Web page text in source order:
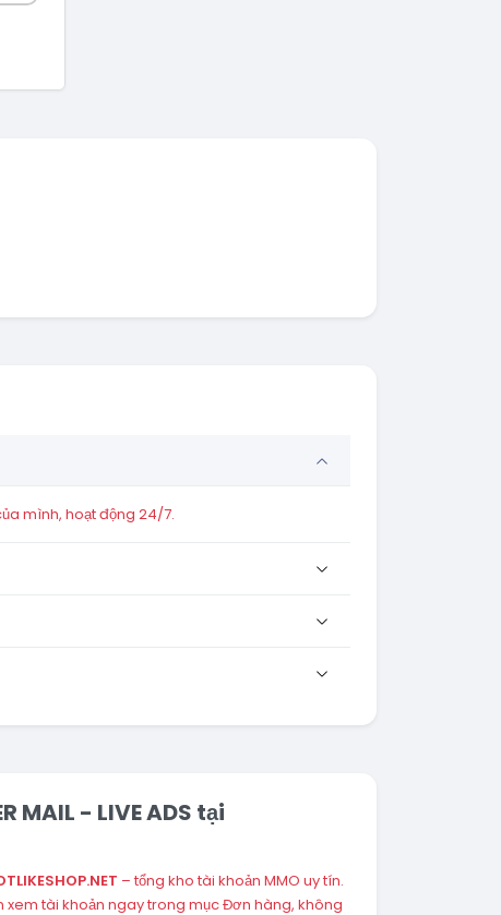
mình, hoạt động 24/7.
MAIL - LIVE ADS tại
– tổng kho tài khoản MMO uy tín.
xem tài khoản ngay trong mục Đơn hàng, không